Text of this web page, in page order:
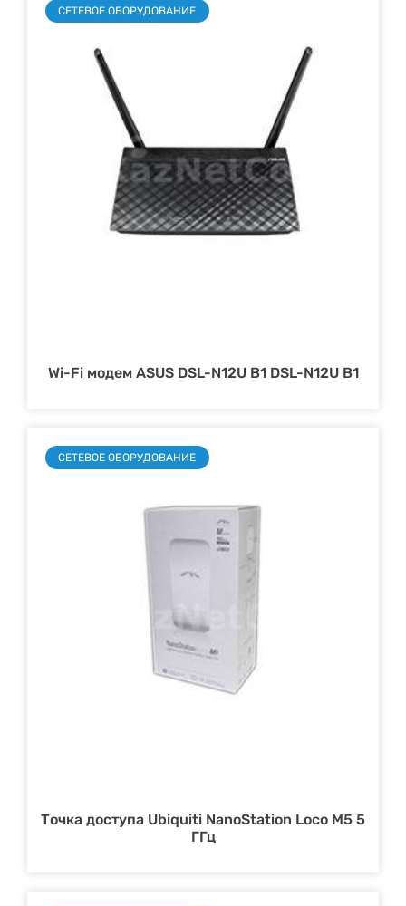
СЕТЕВОЕ ОБОРУДОВАНИЕ
Wi-Fi модем ASUS DSL-N12U B1 DSL-N12U B1
СЕТЕВОЕ ОБОРУДОВАНИЕ
Точка доступа Ubiquiti NanoStation Loco M5 5
ГГц